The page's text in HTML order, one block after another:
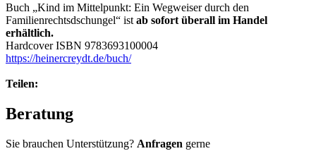
Buch „Kind im Mittelpunkt: Ein Wegweiser durch den
Familienrechtsdschungel“ ist ab sofort überall im Handel
erhältlich.
Hardcover ISBN 9783693100004
https://heinercreydt.de/buch/
Teilen:
Beratung
Sie brauchen Unterstützung? Anfragen gerne